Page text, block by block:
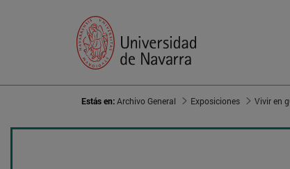
Estás en:Archivo General Exposiciones